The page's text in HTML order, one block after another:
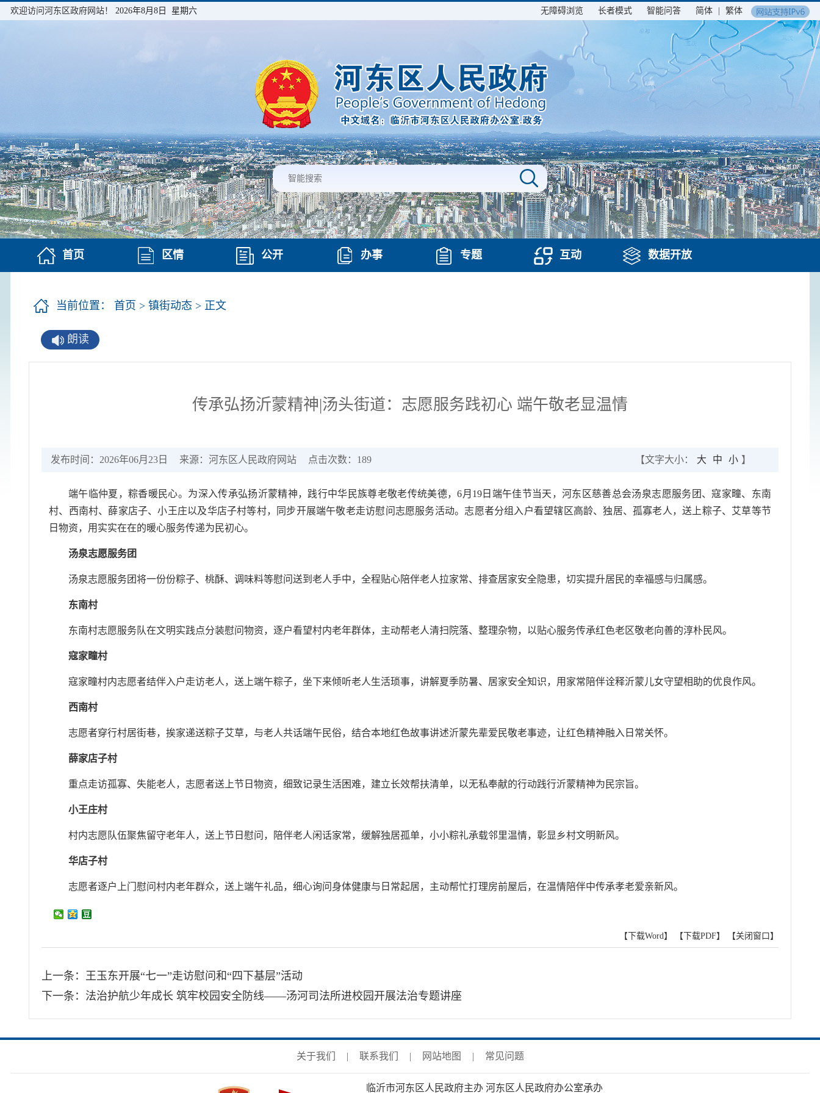
欢迎访问河东区政府网站！ 2026年8月8日 星期六 无障碍浏览 长者模式 智能问答 简体 繁体
首页 区情 公开 办事 专题 互动 数据开放
当前位置： 首页 > 镇街动态 > 正文
朗读
传承弘扬沂蒙精神|汤头街道：志愿服务践初心 端午敬老显温情
发布时间：2026年06月23日 来源：河东区人民政府网站 点击次数： 189 【文字大小： 大 中 小 】
端午临仲夏，粽香暖民心。为深入传承弘扬沂蒙精神，践行中华民族尊老敬老传统美德，6月19日端午佳节当天，河东区慈善总会汤泉志愿服务团、寇家疃、东南
村、西南村、薛家店子、小王庄以及华店子村等村，同步开展端午敬老走访慰问志愿服务活动。志愿者分组入户看望辖区高龄、独居、孤寡老人，送上粽子、艾草等节
日物资，用实实在在的暖心服务传递为民初心。
汤泉志愿服务团
汤泉志愿服务团将一份份粽子、桃酥、调味料等慰问送到老人手中，全程贴心陪伴老人拉家常、排查居家安全隐患，切实提升居民的幸福感与归属感。
东南村
东南村志愿服务队在文明实践点分装慰问物资，逐户看望村内老年群体，主动帮老人清扫院落、整理杂物，以贴心服务传承红色老区敬老向善的淳朴民风。
寇家疃村
寇家疃村内志愿者结伴入户走访老人，送上端午粽子，坐下来倾听老人生活琐事，讲解夏季防暑、居家安全知识，用家常陪伴诠释沂蒙儿女守望相助的优良作风。
西南村
志愿者穿行村居街巷，挨家递送粽子艾草，与老人共话端午民俗，结合本地红色故事讲述沂蒙先辈爱民敬老事迹，让红色精神融入日常关怀。
薛家店子村
重点走访孤寡、失能老人，志愿者送上节日物资，细致记录生活困难，建立长效帮扶清单，以无私奉献的行动践行沂蒙精神为民宗旨。
小王庄村
村内志愿队伍聚焦留守老年人，送上节日慰问，陪伴老人闲话家常，缓解独居孤单，小小粽礼承载邻里温情，彰显乡村文明新风。
华店子村
志愿者逐户上门慰问村内老年群众，送上端午礼品，细心询问身体健康与日常起居，主动帮忙打理房前屋后，在温情陪伴中传承孝老爱亲新风。
【下载Word】 【下载PDF】 【关闭窗口】
上一条： 王玉东开展“七一”走访慰问和“四下基层”活动
下一条： 法治护航少年成长 筑牢校园安全防线——汤河司法所进校园开展法治专题讲座
关于我们 | 联系我们 | 网站地图 | 常见问题
临沂市河东区人民政府主办 河东区人民政府办公室承办